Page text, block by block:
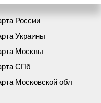
России
Украины
Москвы
СПб
Московской обл